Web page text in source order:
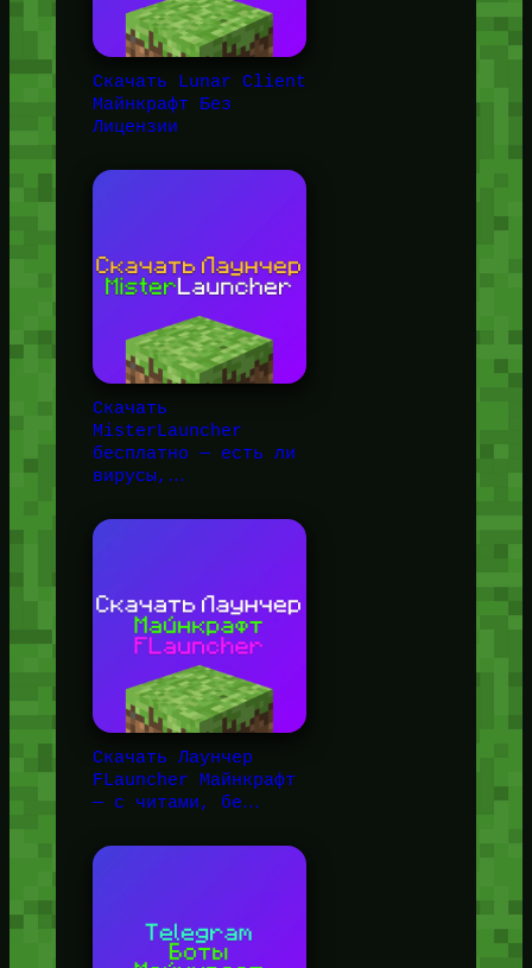
Скачать Lunar Client
Майнкрафт Без
Лицензии
Скачать
MisterLauncher
бесплатно — есть ли
вирусы,…
Скачать Лаунчер
FLauncher Майнкрафт
— с читами, бе…